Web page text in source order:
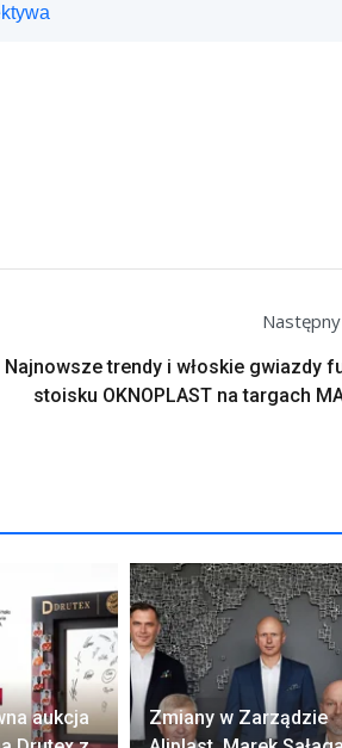
Najnowsze trendy i włoskie gwiazdy
stoisku OKNOPLAST na targach
aukcja
Zmiany w Zarządzie